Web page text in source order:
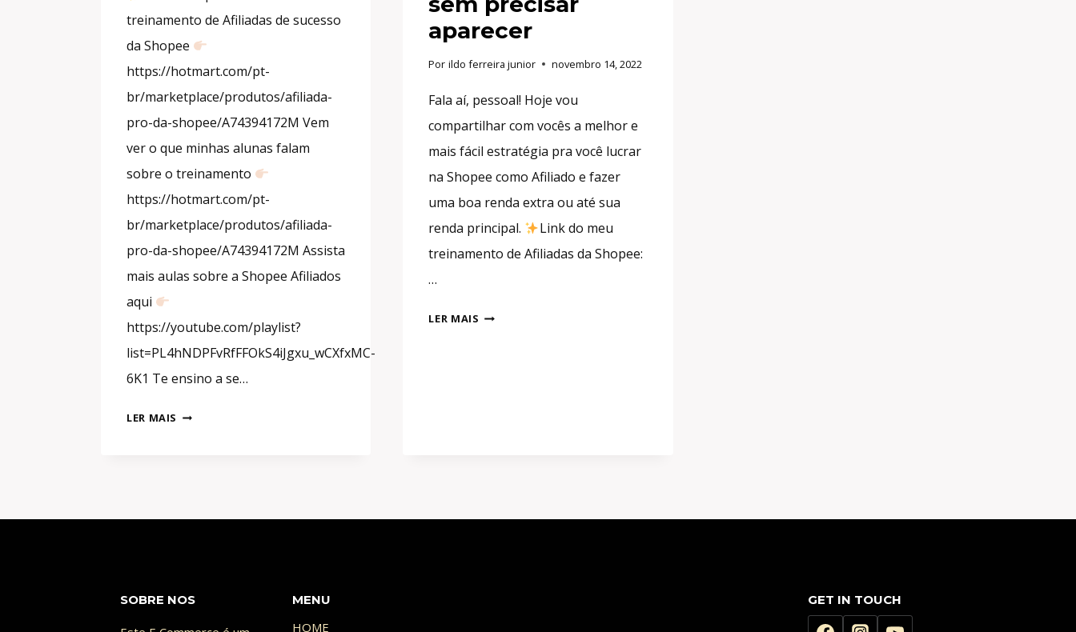
treinamento de Afiliadas de sucesso
da Shopee
https://hotmart.com/pt-
br/marketplace/produtos/afiliada-
pro-da-shopee/A74394172M Vem
ver o que minhas alunas falam
sobre o treinamento
https://hotmart.com/pt-
br/marketplace/produtos/afiliada-
pro-da-shopee/A74394172M Assista
mais aulas sobre a Shopee Afiliados
aqui
https://youtube.com/playlist?
list=PL4hNDPFvRfFFOkS4iJgxu_wCXfxMC-
6K1 Te ensino a se…
LER MAIS AFILIADO
aparecer
Por ildo ferreira junior novembro 14, 2022
Fala aí, pessoal! Hoje vou
compartilhar com vocês a melhor e
mais fácil estratégia pra você lucrar
na Shopee como Afiliado e fazer
uma boa renda extra ou até sua
renda principal.
Link do meu
treinamento de Afiliadas da Shopee:
…
LER MAIS AFILIADO
SOBRE NOS MENU
HOME
GET IN TOUCH